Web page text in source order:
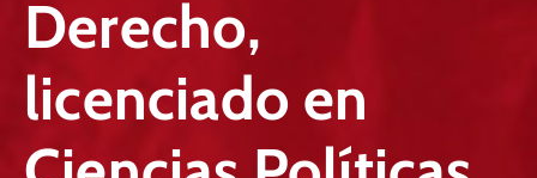
Derecho,
licenciado en